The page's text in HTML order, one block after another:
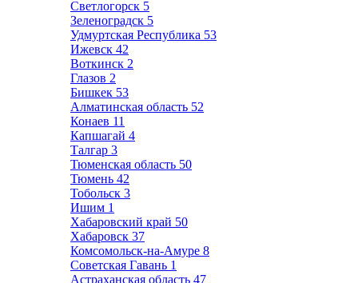
Светлогорск 5
Зеленоградск 5
Удмуртская Республика 53
Ижевск 42
Воткинск 2
Глазов 2
Бишкек 53
Алматинская область 52
Конаев 11
Капшагай 4
Талгар 3
Тюменская область 50
Тюмень 42
Тобольск 3
Ишим 1
Хабаровский край 50
Хабаровск 37
Комсомольск-на-Амуре 8
Советская Гавань 1
Астраханская область 47